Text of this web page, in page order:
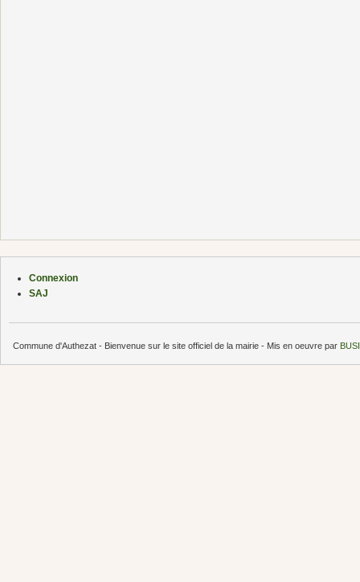
Connexion
SAJ
Commune d'Authezat - Bienvenue sur le site officiel de la mairie - Mis en oeuvre par